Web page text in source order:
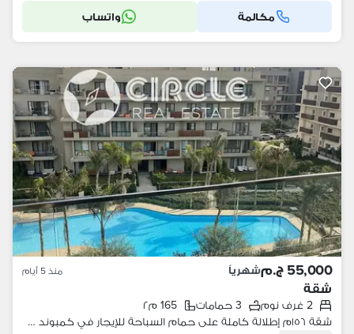
مكالمة واتساب
55,000 ج.م شهرياً منذ 5 أيام
شقة
2 غرف نوم 3 حمامات
165 م٢
شقة ١٥٦م إطلالة كاملة على حمام السباحة للإيجار في كمبوند فيليت Villette التجمع الخامس القاهرة الجديدة قريبة من الجامعة الأمريكية AUC